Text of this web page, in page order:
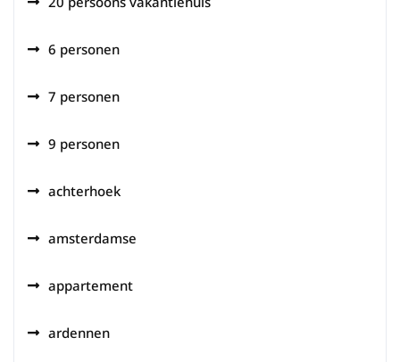
6 personen
7 personen
9 personen
achterhoek
amsterdamse
appartement
ardennen